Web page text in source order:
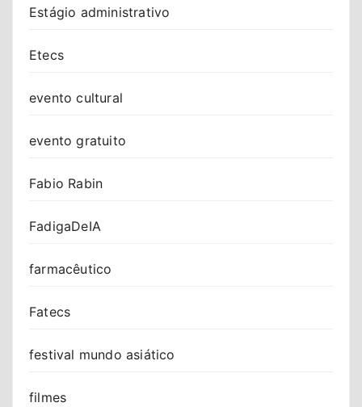
Estágio administrativo
Etecs
evento cultural
evento gratuito
Fabio Rabin
FadigaDeIA
farmacêutico
Fatecs
festival mundo asiático
filmes